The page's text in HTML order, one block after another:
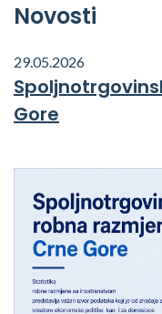
Novosti
29.05.2026
Gore